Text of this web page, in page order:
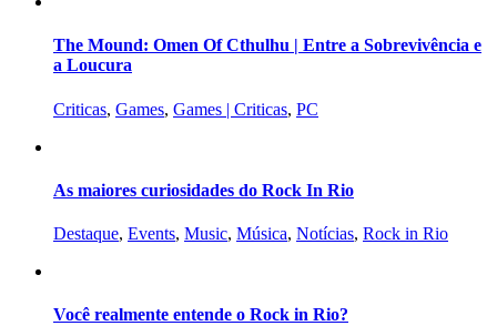
The Mound: Omen Of Cthulhu | Entre a Sobrevivência e
a Loucura
Criticas, Games, Games | Criticas, PC
As maiores curiosidades do Rock In Rio
Destaque, Events, Music, Música, Notícias, Rock in Rio
Você realmente entende o Rock in Rio?